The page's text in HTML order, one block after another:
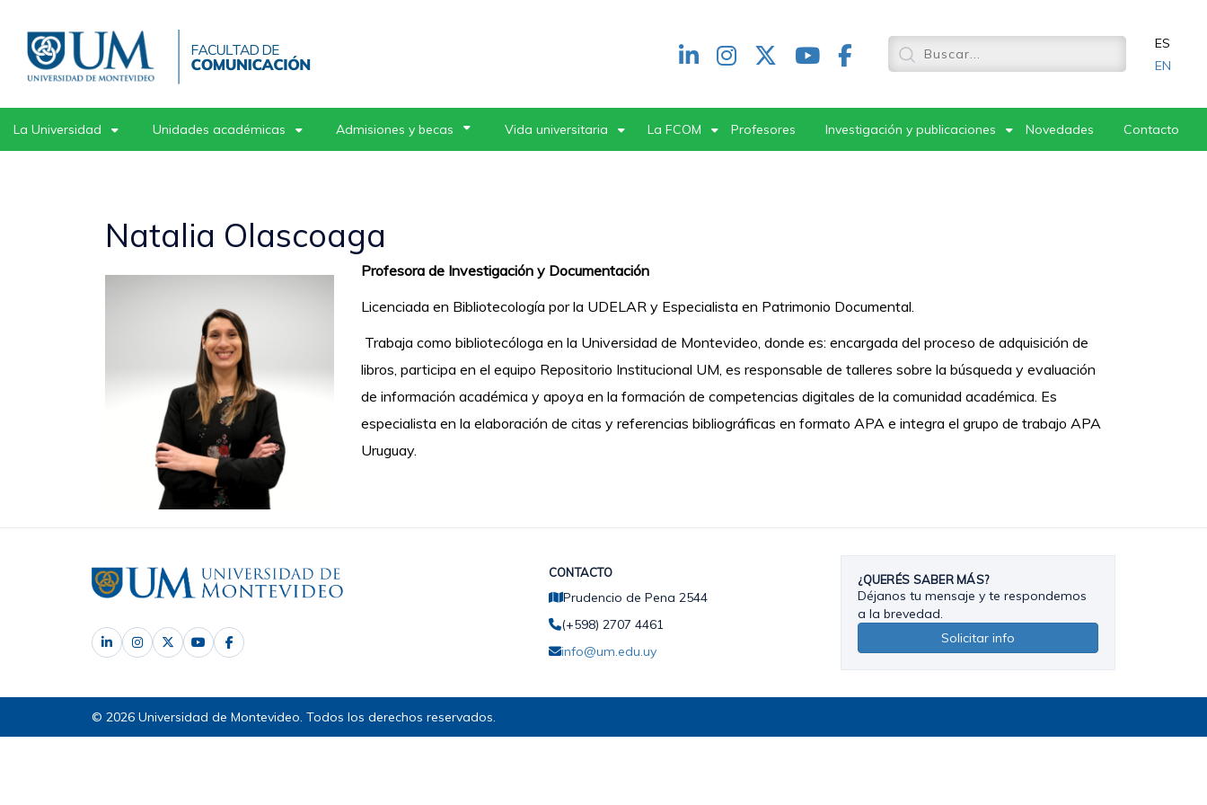
contenido
principal
Redes
header
ES
EN
La Universidad Unidades académicas Admisiones y becas Vida universitaria La FCOM Profesores Investigación y publicaciones Novedades Contacto
Natalia Olascoaga
Profesora de Investigación y Documentación
Licenciada en Bibliotecología por la UDELAR y Especialista en Patrimonio Documental.
Trabaja como bibliotecóloga en la Universidad de Montevideo, donde es: encargada del proceso de adquisición de
libros, participa en el equipo Repositorio Institucional UM, es responsable de talleres sobre la búsqueda y evaluación
de información académica y apoya en la formación de competencias digitales de la comunidad académica. Es
especialista en la elaboración de citas y referencias bibliográficas en formato APA e integra el grupo de trabajo APA
Uruguay.
CONTACTO
Prudencio de Pena 2544
(+598) 2707 4461
info@um.edu.uy
¿QUERÉS SABER MÁS?
Déjanos tu mensaje y te respondemos
a la brevedad.
Solicitar info
© 2026 Universidad de Montevideo. Todos los derechos reservados.